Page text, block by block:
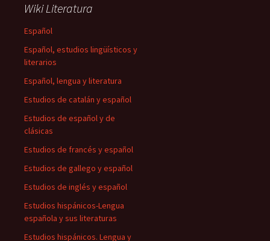
Wiki Literatura
Español
Español, estudios lingüísticos y
literarios
Español, lengua y literatura
Estudios de catalán y español
Estudios de español y de
clásicas
Estudios de francés y español
Estudios de gallego y español
Estudios de inglés y español
Estudios hispánicos-Lengua
española y sus literaturas
Estudios hispánicos. Lengua y